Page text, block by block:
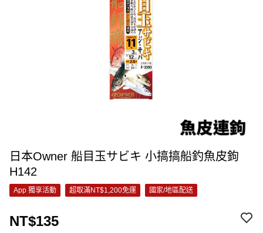
日本Owner 船目玉サビキ 小搞搞船釣魚皮鉤
H142
App 獨享活動 超取滿NT$1,200免運 國家/地區配送
NT$135